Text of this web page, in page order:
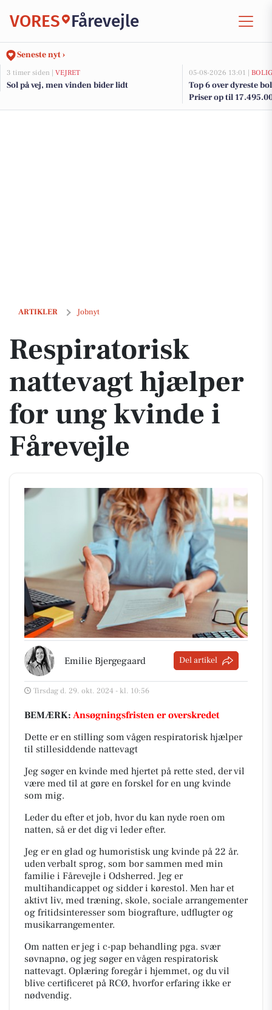
VORES Fårevejle
Seneste nyt ›
3 timer siden | VEJRET
Sol på vej, men vinden bider lidt
05-08-2026 13:01 |
Top 6 over dyreste
Priser op til
ARTIKLER Jobnyt
Respiratorisk nattevagt hjælper for ung kvinde i Fårevejle
Respiratorisk
nattevagt hjælper
for ung kvinde i
Fårevejle
Emilie Bjergegaard Del artikel
Tirsdag d. 29. okt. 2024 - kl. 10:56
BEMÆRK: Ansøgningsfristen er overskredet
Dette er en stilling som vågen respiratorisk hjælper
til stillesiddende nattevagt
Jeg søger en kvinde med hjertet på rette sted, der vil
være med til at gøre en forskel for en ung kvinde
som mig.
Leder du efter et job, hvor du kan nyde roen om
natten, så er det dig vi leder efter.
Jeg er en glad og humoristisk ung kvinde på 22 år.
uden verbalt sprog, som bor sammen med min
familie i Fårevejle i Odsherred. Jeg er
multihandicappet og sidder i kørestol. Men har et
aktivt liv, med træning, skole, sociale arrangementer
og fritidsinteresser som biografture, udflugter og
musikarrangementer.
Om natten er jeg i c-pap behandling pga. svær
søvnapnø, og jeg søger en vågen respiratorisk
nattevagt. Oplæring foregår i hjemmet, og du vil
blive certificeret på RCØ, hvorfor erfaring ikke er
nødvendig.